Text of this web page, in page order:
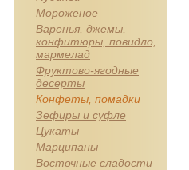
Мороженое
Варенья, джемы,
конфитюры, повидло,
мармелад
Фруктово-ягодные
десерты
Конфеты, помадки
Зефиры и суфле
Цукаты
Марципаны
Восточные сладости